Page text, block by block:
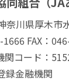
奈川県厚木市
FAX：
関コード：
録金融機関